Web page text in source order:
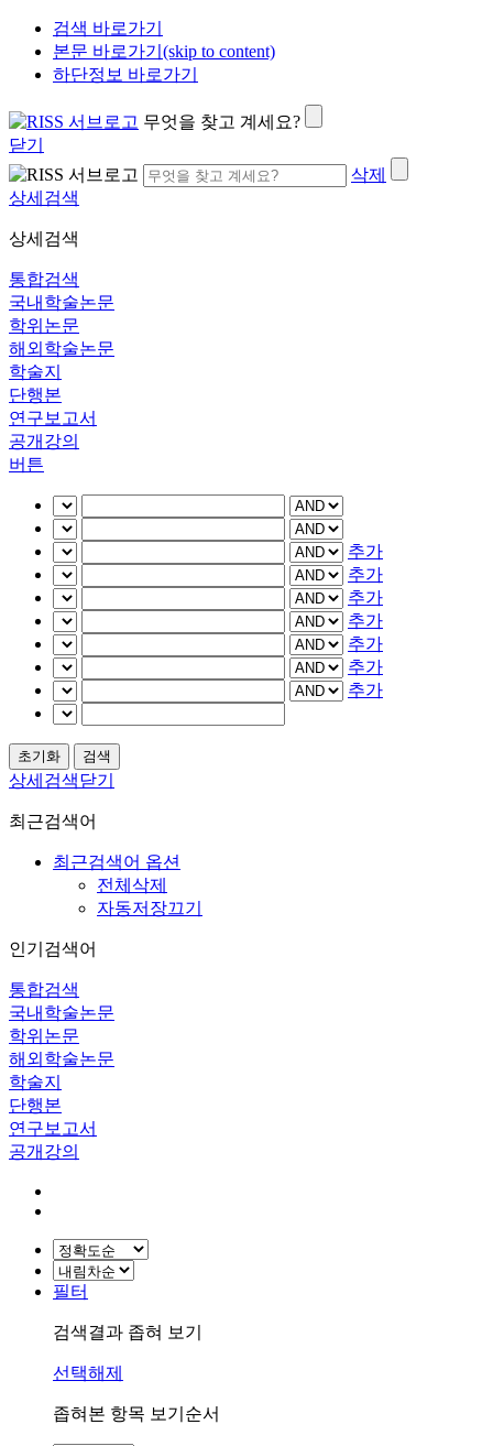
검색 바로가기
본문 바로가기(skip to content)
하단정보 바로가기
무엇을 찾고 계세요?
닫기
삭제
상세검색
상세검색
통합검색
국내학술논문
학위논문
해외학술논문
학술지
단행본
연구보고서
공개강의
버튼
추가
추가
추가
추가
추가
추가
추가
상세검색닫기
최근검색어
최근검색어 옵션
전체삭제
자동저장끄기
인기검색어
통합검색
국내학술논문
학위논문
해외학술논문
학술지
단행본
연구보고서
공개강의
필터
검색결과 좁혀 보기
선택해제
좁혀본 항목 보기순서